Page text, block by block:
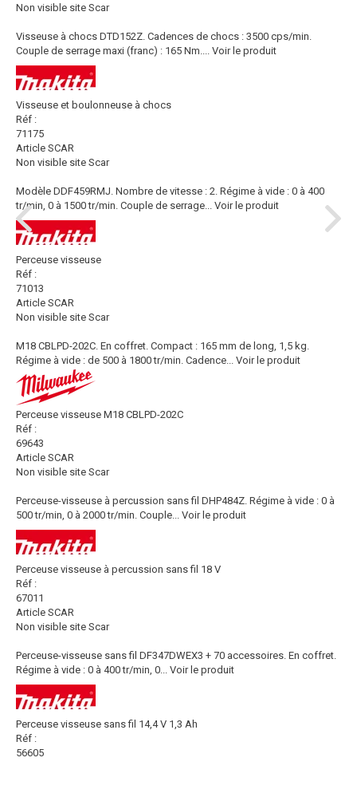
Non visible site Scar
Visseuse à chocs DTD152Z. Cadences de chocs : 3500 cps/min.
Couple de serrage maxi (franc) : 165 Nm.... Voir le produit
Visseuse et boulonneuse à chocs
Réf :
71175
Article SCAR
Non visible site Scar
Modèle DDF459RMJ. Nombre de vitesse : 2. Régime à vide : 0 à 400
tr/min, 0 à 1500 tr/min. Couple de serrage... Voir le produit
Perceuse visseuse
Réf :
71013
Article SCAR
Non visible site Scar
M18 CBLPD-202C. En coffret. Compact : 165 mm de long, 1,5 kg.
Régime à vide : de 500 à 1800 tr/min. Cadence... Voir le produit
Perceuse visseuse M18 CBLPD-202C
Réf :
69643
Article SCAR
Non visible site Scar
Perceuse-visseuse à percussion sans fil DHP484Z. Régime à vide : 0 à
500 tr/min, 0 à 2000 tr/min. Couple... Voir le produit
Perceuse visseuse à percussion sans fil 18 V
Réf :
67011
Article SCAR
Non visible site Scar
Perceuse-visseuse sans fil DF347DWEX3 + 70 accessoires. En coffret.
Régime à vide : 0 à 400 tr/min, 0... Voir le produit
Perceuse visseuse sans fil 14,4 V 1,3 Ah
Réf :
56605